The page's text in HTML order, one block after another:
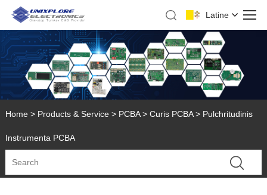
Latine
Home > Products & Service> PCBA> Curis PCBA> Pulchritudinis
Instrumenta PCBA